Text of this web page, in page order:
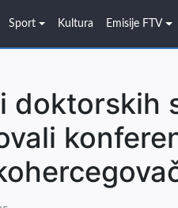
Sport Kultura Emisije FTV
doktorskih